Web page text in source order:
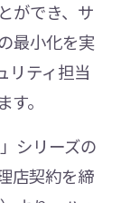
ができ、サ
最小化を実
リティ担当
。
シリーズの
店契約を締